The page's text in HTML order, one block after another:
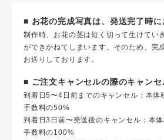
■ お花の完成写真は、発送完了時
制作時、お花の茎は短く切って生けてい
ができかねてしまいます。そのため、完
お送りしております。
■ ご注文キャンセルの際のキャンセ
到着日5〜4日前までのキャンセル：本体
手数料の50%
到着日3日前〜発送後のキャンセル：本
手数料の100%